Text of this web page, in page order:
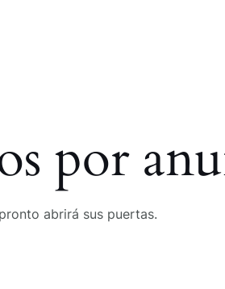
por
abrirá sus puertas.